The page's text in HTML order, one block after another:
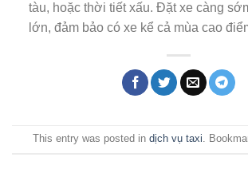
tàu, hoặc thời tiết xấu. Đặt xe càng
lớn, đảm bảo có xe kể cả mùa cao
This entry was posted in dịch vụ taxi.